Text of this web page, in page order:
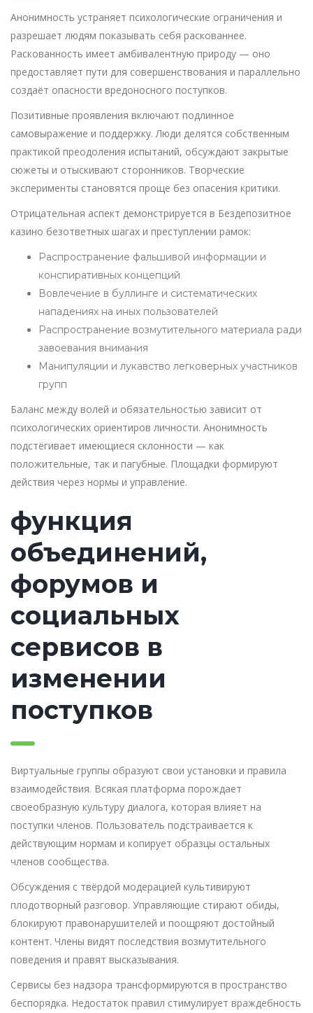
Анонимность устраняет психологические ограничения и
разрешает людям показывать себя раскованнее.
Раскованность имеет амбивалентную природу — оно
предоставляет пути для совершенствования и параллельно
создаёт опасности вредоносного поступков.
Позитивные проявления включают подлинное
самовыражение и поддержку. Люди делятся собственным
практикой преодоления испытаний, обсуждают закрытые
сюжеты и отыскивают сторонников. Творческие
эксперименты становятся проще без опасения критики.
Отрицательная аспект демонстрируется в Бездепозитное
казино безответных шагах и преступлении рамок:
Распространение фальшивой информации и
конспиративных концепций
Вовлечение в буллинге и систематических
нападениях на иных пользователей
Распространение возмутительного материала ради
завоевания внимания
Манипуляции и лукавство легковерных участников
групп
Баланс между волей и обязательностью зависит от
психологических ориентиров личности. Анонимность
подстёгивает имеющиеся склонности — как
положительные, так и пагубные. Площадки формируют
действия через нормы и управление.
функция
объединений,
форумов и
социальных
сервисов в
изменении
поступков
Виртуальные группы образуют свои установки и правила
взаимодействия. Всякая платформа порождает
своеобразную культуру диалога, которая влияет на
поступки членов. Пользователь подстраивается к
действующим нормам и копирует образцы остальных
членов сообщества.
Обсуждения с твёрдой модерацией культивируют
плодотворный разговор. Управляющие стирают обиды,
блокируют правонарушителей и поощряют достойный
контент. Члены видят последствия возмутительного
поведения и правят высказывания.
Сервисы без надзора трансформируются в пространство
беспорядка. Недостаток правил стимулирует враждебность